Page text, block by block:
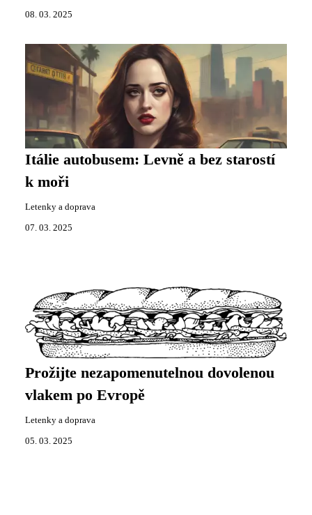
08. 03. 2025
Itálie autobusem: Levně a bez starostí
k moři
Letenky a doprava
07. 03. 2025
Prožijte nezapomenutelnou dovolenou
vlakem po Evropě
Letenky a doprava
05. 03. 2025